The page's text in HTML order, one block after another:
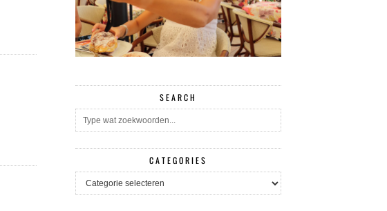
SEARCH
CATEGORIES
CATEGORIES